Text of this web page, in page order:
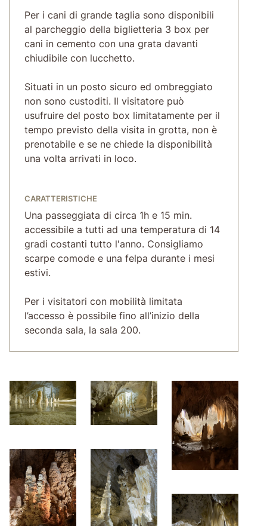
Per i cani di grande taglia sono disponibili
al parcheggio della biglietteria 3 box per
cani in cemento con una grata davanti
chiudibile con lucchetto.
Situati in un posto sicuro ed ombreggiato
non sono custoditi. Il visitatore può
usufruire del posto box limitatamente per il
tempo previsto della visita in grotta, non è
prenotabile e se ne chiede la disponibilità
una volta arrivati in loco.
CARATTERISTICHE
Una passeggiata di circa 1h e 15 min.
accessibile a tutti ad una temperatura di 14
gradi costanti tutto l'anno. Consigliamo
scarpe comode e una felpa durante i mesi
estivi.
Per i visitatori con mobilità limitata
l’accesso è possibile fino all’inizio della
seconda sala, la sala 200.